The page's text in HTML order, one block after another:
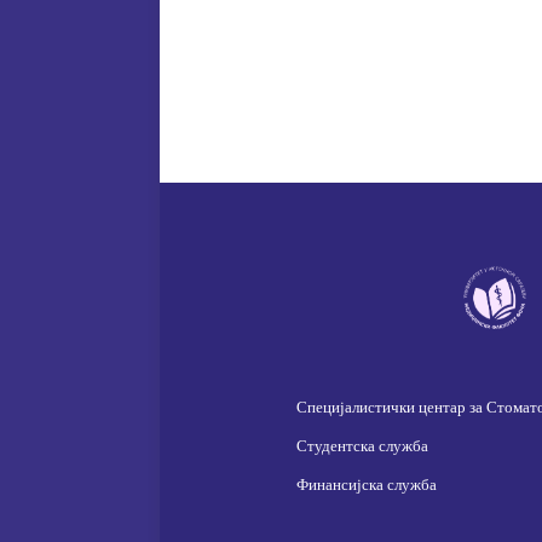
Специјалистички центар за
Студентска служба
Финансијска служба